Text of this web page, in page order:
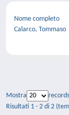
Nome completo
Calarco, Tommaso
Mostra
records
Risultati 1 - 2 di 2